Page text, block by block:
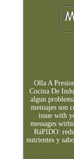
Olla A
Cocina De
algun
mensajes son
issue with
messages
RáPIDO:
nutrientes y